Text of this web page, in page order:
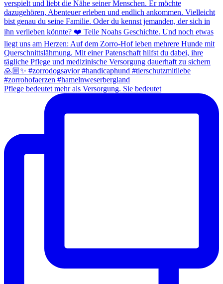
Pflege bedeutet mehr als Versorgung. Sie bedeutet